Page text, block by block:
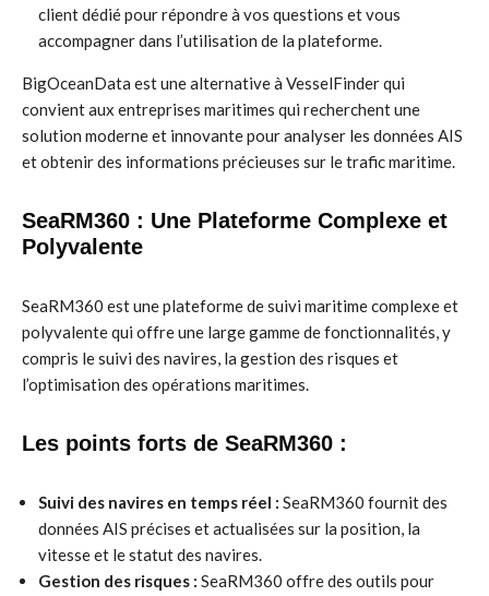
client dédié pour répondre à vos questions et vous
accompagner dans l’utilisation de la plateforme.
BigOceanData est une alternative à VesselFinder qui
convient aux entreprises maritimes qui recherchent une
solution moderne et innovante pour analyser les données AIS
et obtenir des informations précieuses sur le trafic maritime.
SeaRM360 : Une Plateforme Complexe et
Polyvalente
SeaRM360 est une plateforme de suivi maritime complexe et
polyvalente qui offre une large gamme de fonctionnalités, y
compris le suivi des navires, la gestion des risques et
l’optimisation des opérations maritimes.
Les points forts de SeaRM360 :
Suivi des navires en temps réel : SeaRM360 fournit des
données AIS précises et actualisées sur la position, la
vitesse et le statut des navires.
Gestion des risques : SeaRM360 offre des outils pour